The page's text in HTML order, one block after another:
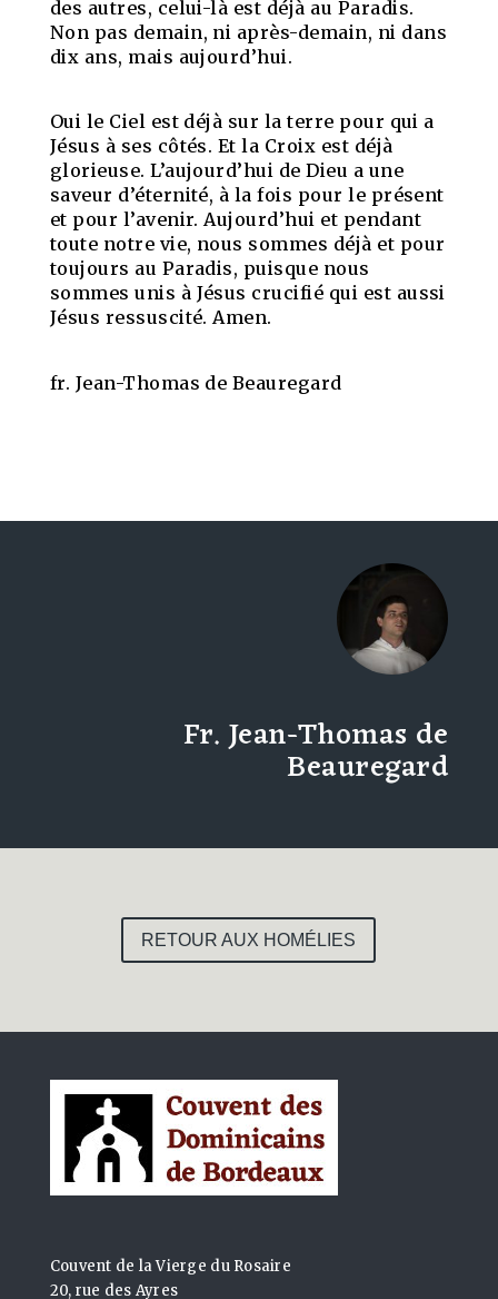
des autres, celui-là est déjà au Paradis.
Non pas demain, ni après-demain, ni dans
dix ans, mais aujourd’hui.
Oui le Ciel est déjà sur la terre pour qui a
Jésus à ses côtés. Et la Croix est déjà
glorieuse. L’aujourd’hui de Dieu a une
saveur d’éternité, à la fois pour le présent
et pour l’avenir. Aujourd’hui et pendant
toute notre vie, nous sommes déjà et pour
toujours au Paradis, puisque nous
sommes unis à Jésus crucifié qui est aussi
Jésus ressuscité. Amen.
fr. Jean-Thomas de Beauregard
Fr. Jean-Thomas de
Beauregard
RETOUR AUX HOMÉLIES
Couvent de la Vierge du Rosaire
20, rue des Ayres